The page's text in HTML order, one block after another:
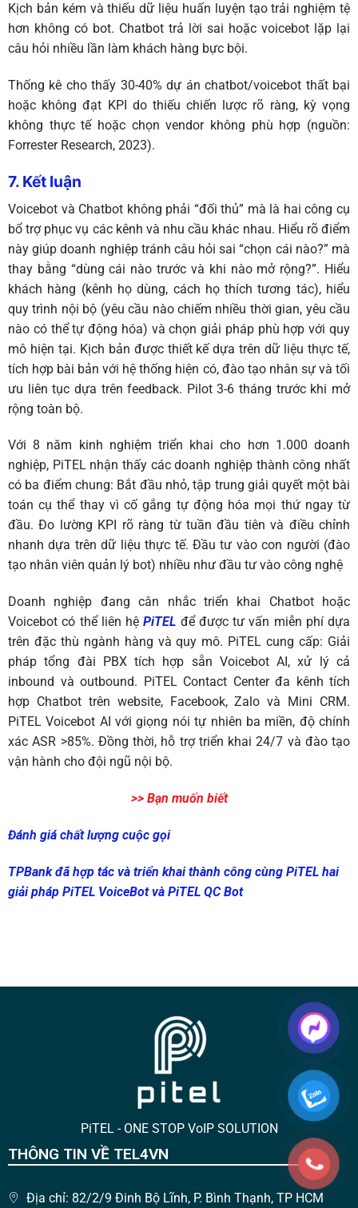
Kịch bản kém và thiếu dữ liệu huấn luyện tạo trải nghiệm tệ
hơn không có bot. Chatbot trả lời sai hoặc voicebot lặp lại
câu hỏi nhiều lần làm khách hàng bực bội.
Thống kê cho thấy 30-40% dự án chatbot/voicebot thất bại
hoặc không đạt KPI do thiếu chiến lược rõ ràng, kỳ vọng
không thực tế hoặc chọn vendor không phù hợp (nguồn:
Forrester Research, 2023).
7. Kết luận
Voicebot và Chatbot không phải “đối thủ” mà là hai công cụ
bổ trợ phục vụ các kênh và nhu cầu khác nhau. Hiểu rõ điểm
này giúp doanh nghiệp tránh câu hỏi sai “chọn cái nào?” mà
thay bằng “dùng cái nào trước và khi nào mở rộng?”. Hiểu
khách hàng (kênh họ dùng, cách họ thích tương tác), hiểu
quy trình nội bộ (yêu cầu nào chiếm nhiều thời gian, yêu cầu
nào có thể tự động hóa) và chọn giải pháp phù hợp với quy
mô hiện tại. Kịch bản được thiết kế dựa trên dữ liệu thực tế,
tích hợp bài bản với hệ thống hiện có, đào tạo nhân sự và tối
ưu liên tục dựa trên feedback. Pilot 3-6 tháng trước khi mở
rộng toàn bộ.
Với 8 năm kinh nghiệm triển khai cho hơn 1.000 doanh
nghiệp, PiTEL nhận thấy các doanh nghiệp thành công nhất
có ba điểm chung: Bắt đầu nhỏ, tập trung giải quyết một bài
toán cụ thể thay vì cố gắng tự động hóa mọi thứ ngay từ
đầu. Đo lường KPI rõ ràng từ tuần đầu tiên và điều chỉnh
nhanh dựa trên dữ liệu thực tế. Đầu tư vào con người (đào
tạo nhân viên quản lý bot) nhiều như đầu tư vào công nghệ
Doanh nghiệp đang cân nhắc triển khai Chatbot hoặc
Voicebot có thể liên hệPiTEL để được tư vấn miễn phí dựa
trên đặc thù ngành hàng và quy mô. PiTEL cung cấp: Giải
pháp tổng đài PBX tích hợp sẵn Voicebot AI, xử lý cả
inbound và outbound. PiTEL Contact Center đa kênh tích
hợp Chatbot trên website, Facebook, Zalo và Mini CRM.
PiTEL Voicebot AI với giọng nói tự nhiên ba miền, độ chính
xác ASR >85%. Đồng thời, hỗ trợ triển khai 24/7 và đào tạo
vận hành cho đội ngũ nội bộ.
>> Bạn muốn biết
Đánh giá chất lượng cuộc gọi
TPBank đã hợp tác và triển khai thành công cùng PiTEL hai
giải pháp PiTEL VoiceBot và PiTEL QC Bot
PiTEL - ONE STOP VoIP SOLUTION
THÔNG TIN VỀ TEL4VN
Địa chỉ: 82/2/9 Đinh Bộ Lĩnh, P. Bình Thạnh, TP HCM